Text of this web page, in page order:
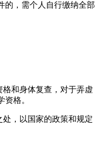
的，需个人自行缴纳全部
和身体复查，对于弄虚
格。
，以国家的政策和规定